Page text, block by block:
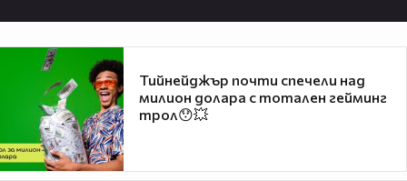
Тийнейджър почти спечели над
милион долара с тотален гейминг
трол😯💥